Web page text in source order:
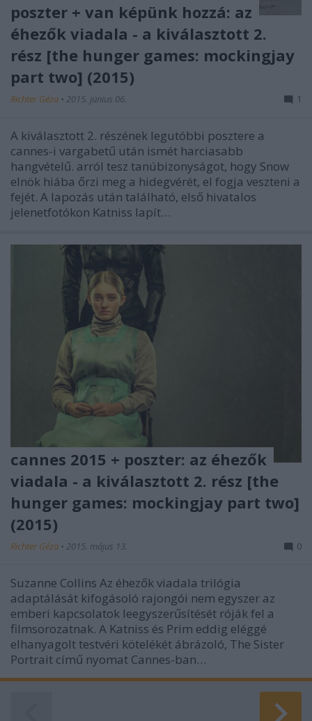
poszter + van képünk hozzá: az
éhezők viadala - a kiválasztott 2.
rész [the hunger games: mockingjay
part two] (2015)
Richter Géza • 2015. június 06. 1
A kiválasztott 2. részének legutóbbi posztere a
cannes-i vargabetű után ismét harciasabb
hangvételű. arról tesz tanúbizonyságot, hogy Snow
elnök hiába őrzi meg a hidegvérét, el fogja veszteni a
fejét. A lapozás után található, első hivatalos
jelenetfotókon Katniss lapít…
cannes 2015 + poszter: az éhezők
viadala - a kiválasztott 2. rész [the
hunger games: mockingjay part two]
(2015)
Richter Géza • 2015. május 13. 0
Suzanne Collins Az éhezők viadala trilógia
adaptálását kifogásoló rajongói nem egyszer az
emberi kapcsolatok leegyszerűsítését róják fel a
filmsorozatnak. A Katniss és Prim eddig eléggé
elhanyagolt testvéri kötelékét ábrázoló, The Sister
Portrait című nyomat Cannes-ban…